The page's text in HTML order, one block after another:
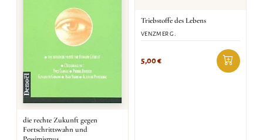
die rechte Zukunft gegen
Fortschrittswahn und
Triebstoffe des Lebens
VENZMER G.
5,00€